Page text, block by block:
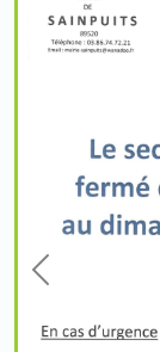
Previous